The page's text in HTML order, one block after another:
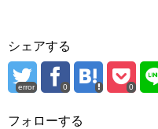
シェアする
error 0 0
フォローする